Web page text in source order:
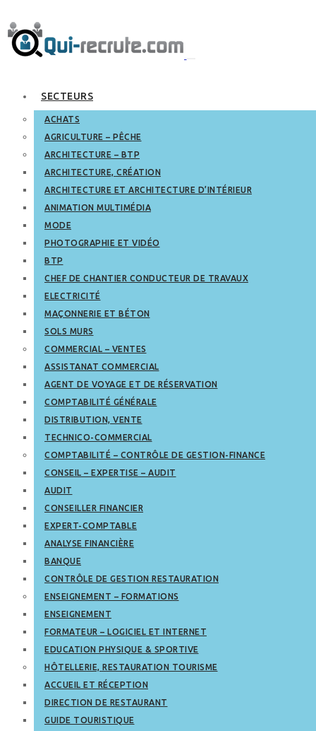
SECTEURS
ACHATS
AGRICULTURE – PÊCHE
ARCHITECTURE – BTP
ARCHITECTURE, CRÉATION
ARCHITECTURE ET ARCHITECTURE D’INTÉRIEUR
ANIMATION MULTIMÉDIA
MODE
PHOTOGRAPHIE ET VIDÉO
BTP
CHEF DE CHANTIER CONDUCTEUR DE TRAVAUX
ELECTRICITÉ
MAÇONNERIE ET BÉTON
SOLS MURS
COMMERCIAL – VENTES
ASSISTANAT COMMERCIAL
AGENT DE VOYAGE ET DE RÉSERVATION
COMPTABILITÉ GÉNÉRALE
DISTRIBUTION, VENTE
TECHNICO-COMMERCIAL
COMPTABILITÉ – CONTRÔLE DE GESTION-FINANCE
CONSEIL – EXPERTISE – AUDIT
AUDIT
CONSEILLER FINANCIER
EXPERT-COMPTABLE
ANALYSE FINANCIÈRE
BANQUE
CONTRÔLE DE GESTION RESTAURATION
ENSEIGNEMENT – FORMATIONS
ENSEIGNEMENT
FORMATEUR – LOGICIEL ET INTERNET
EDUCATION PHYSIQUE & SPORTIVE
HÔTELLERIE, RESTAURATION TOURISME
ACCUEIL ET RÉCEPTION
DIRECTION DE RESTAURANT
GUIDE TOURISTIQUE